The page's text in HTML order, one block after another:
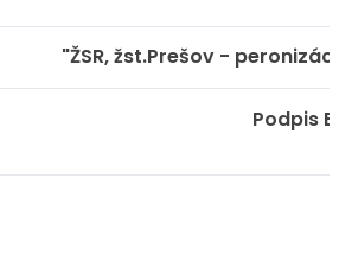
"ŽSR, žst.Prešov -
Podpis